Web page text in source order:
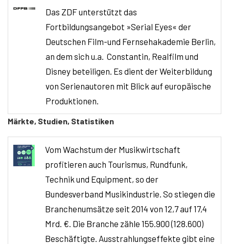
Das ZDF unterstützt das
Fortbildungsangebot »Serial Eyes« der
Deutschen Film-und Fernsehakademie Berlin,
an dem sich u.a. Constantin, Realfilm und
Disney beteiligen. Es dient der Weiterbildung
von Serienautoren mit Blick auf europäische
Produktionen.
Märkte, Studien, Statistiken
Vom Wachstum der Musikwirtschaft
profitieren auch Tourismus, Rundfunk,
Technik und Equipment, so der
Bundesverband Musikindustrie. So stiegen die
Branchenumsätze seit 2014 von 12,7 auf 17,4
Mrd. €. Die Branche zähle 155.900 (128.600)
Beschäftigte. Ausstrahlungseffekte gibt eine